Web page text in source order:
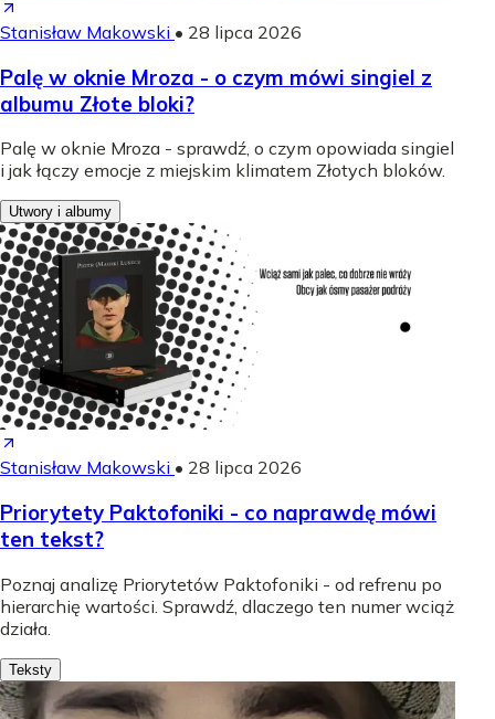
Stanisław Makowski • 28 lipca 2026
Palę w oknie Mroza - o czym mówi singiel z
albumu Złote bloki?
Palę w oknie Mroza - sprawdź, o czym opowiada singiel
i jak łączy emocje z miejskim klimatem Złotych bloków.
Utwory i albumy
Stanisław Makowski • 28 lipca 2026
Priorytety Paktofoniki - co naprawdę mówi
ten tekst?
Poznaj analizę Priorytetów Paktofoniki - od refrenu po
hierarchię wartości. Sprawdź, dlaczego ten numer wciąż
działa.
Teksty